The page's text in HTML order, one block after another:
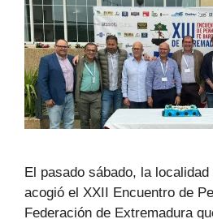
El pasado sábado, la
acogió el XXII Encuentro de
Federación de Extremadura